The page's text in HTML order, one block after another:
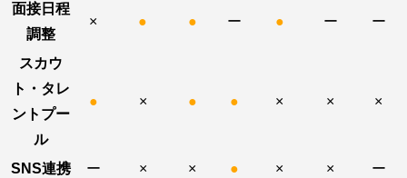
面接日程
調整
× ● ● ー ● ー ー
スカウ
ト・タレ
ントプー
ル
● × ● ● × × ×
SNS連携 ー × × ● × × ー